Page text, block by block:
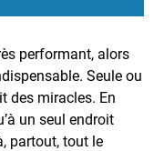
performant, alors
Seule ou
des miracles. En
un seul endroit
partout, tout le